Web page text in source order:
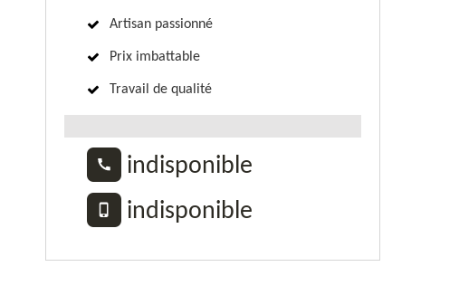
Artisan passionné
Prix imbattable
Travail de qualité
indisponible
indisponible